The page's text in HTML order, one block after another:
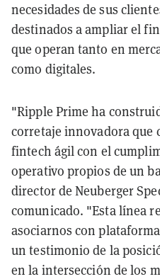
necesidades de sus
destinados a ampliar el
que operan tanto en
como digitales.
"Ripple Prime ha
corretaje innovadora que
fintech ágil con el
operativo propios de un
director de Neuberger
comunicado. "Esta línea
asociarnos con
un testimonio de la
en la intersección de los